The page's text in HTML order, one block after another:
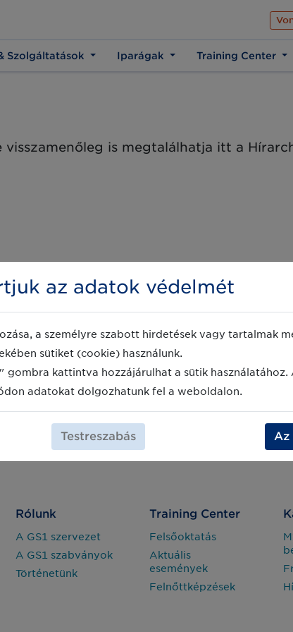
Az üzleti élet közös
Szolgáltatások Iparágak Training Center
is megtalálhatja itt a
Rólunk
A GS1 szervezet
A GS1 szabványok
Történetünk
Training Center
Felsőoktatás
Aktuális
események
Felnőttképzések
az adatok védelmét
a személyre szabott hirdetések vagy tartalmak
sütiket (cookie) használunk.
gombra kattintva hozzájárulhat a sütik használatához.
adatokat dolgozhatunk fel a weboldalon.
Testreszabás Az